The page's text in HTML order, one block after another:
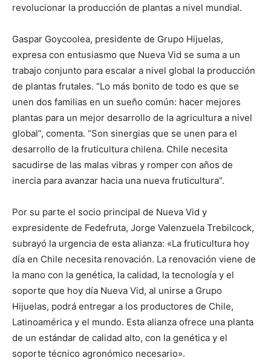
revolucionar la producción de plantas a nivel mundial.
Gaspar Goycoolea, presidente de Grupo Hijuelas,
expresa con entusiasmo que Nueva Vid se suma a un
trabajo conjunto para escalar a nivel global la producción
de plantas frutales. “Lo más bonito de todo es que se
unen dos familias en un sueño común: hacer mejores
plantas para un mejor desarrollo de la agricultura a nivel
global”, comenta. “Son sinergias que se unen para el
desarrollo de la fruticultura chilena. Chile necesita
sacudirse de las malas vibras y romper con años de
inercia para avanzar hacia una nueva fruticultura”.
Por su parte el socio principal de Nueva Vid y
expresidente de Fedefruta, Jorge Valenzuela Trebilcock,
subrayó la urgencia de esta alianza: «La fruticultura hoy
día en Chile necesita renovación. La renovación viene de
la mano con la genética, la calidad, la tecnología y el
soporte que hoy día Nueva Vid, al unirse a Grupo
Hijuelas, podrá entregar a los productores de Chile,
Latinoamérica y el mundo. Esta alianza ofrece una planta
de un estándar de calidad alto, con la genética y el
soporte técnico agronómico necesario».